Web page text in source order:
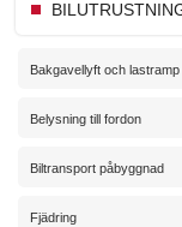
Bakgavellyft och lastramp
Belysning till fordon
Biltransport påbyggnad
Fjädring